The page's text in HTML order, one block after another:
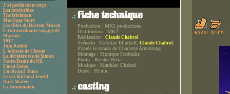
J'ai perdu mon corps
Les misérables
The Irishman
Marriage Story
Les filles du Docteur March
L'extraordinaire voyage de
Marona
1917
Jojo Rabbit
L'odyssée de Choum
La dernière vie de Simon
Notre-Dame du Nil
Uncut Gems
Un divan à Tunis
Le cas Richard Jewell
Dark Waters
La communion
Production : MK2 productions
Distribution : MK2
Réalisation : Claude Chabrol
Scénario : Caroline Eliacheff, Claude Chabrol
d'après le roman de Charlotte Armstrong
Montage : Monique Fardoulis
Photo : Renato Berta
Musique : Matthieu Chabrol
Durée : 99 mn